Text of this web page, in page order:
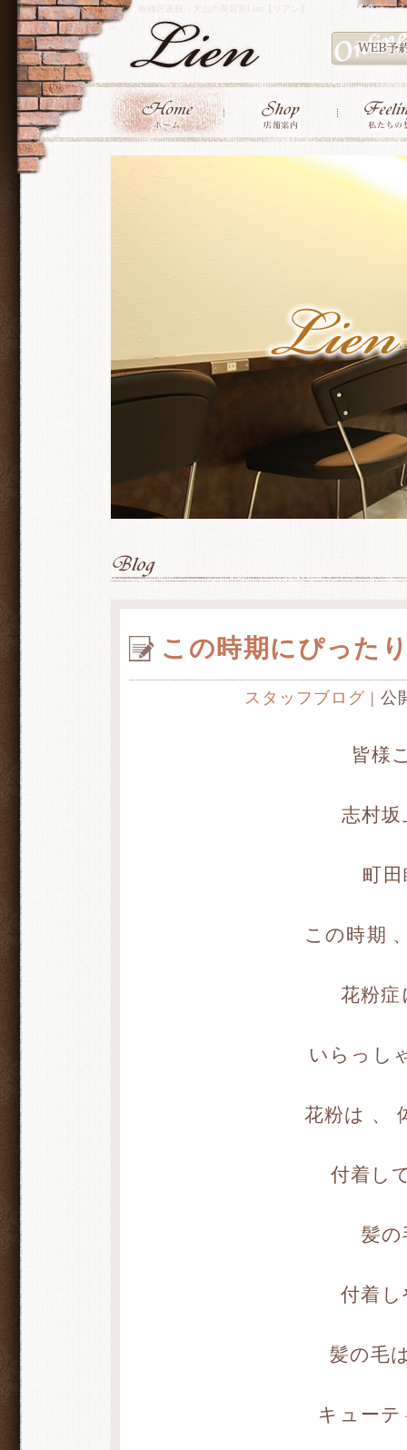
この時期にぴった
スタッフブログ | 公
皆様
志村
町
この時期
花粉
いらっし
花粉は 、
付着し
髪
付着
髪の毛
キュー